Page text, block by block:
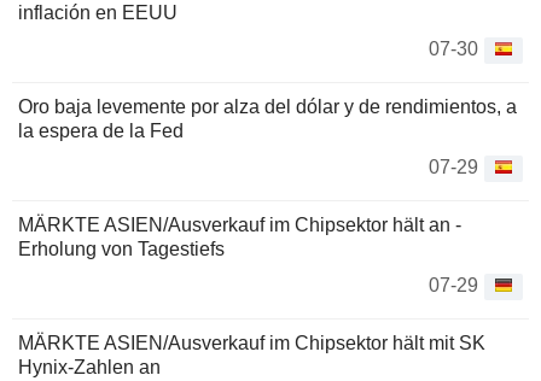
inflación en EEUU
07-30
Oro baja levemente por alza del dólar y de rendimientos, a
la espera de la Fed
07-29
MÄRKTE ASIEN/Ausverkauf im Chipsektor hält an -
Erholung von Tagestiefs
07-29
MÄRKTE ASIEN/Ausverkauf im Chipsektor hält mit SK
Hynix-Zahlen an